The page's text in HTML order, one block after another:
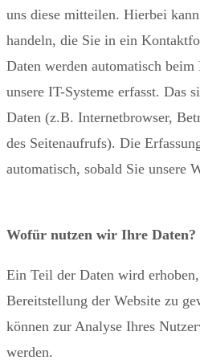
uns diese mitteilen. Hierbei
handeln, die Sie in ein
Daten werden automatisch
unsere IT-Systeme erfasst. Das
Daten (z.B. Internetbrowser,
des Seitenaufrufs). Die
automatisch, sobald Sie unsere
Wofür nutzen wir Ihre Daten?
Ein Teil der Daten wird
Bereitstellung der Website zu
können zur Analyse Ihres
werden.